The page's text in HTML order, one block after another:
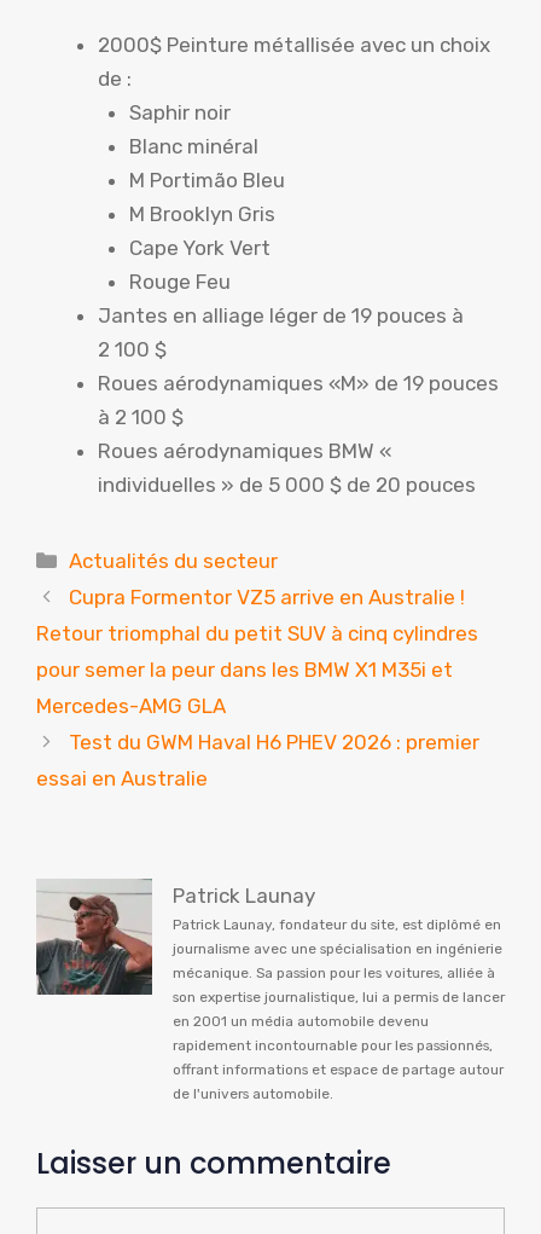
2000$ Peinture métallisée avec un choix
de :
Saphir noir
Blanc minéral
M Portimão Bleu
M Brooklyn Gris
Cape York Vert
Rouge Feu
Jantes en alliage léger de 19 pouces à
2 100 $
Roues aérodynamiques «M» de 19 pouces
à 2 100 $
Roues aérodynamiques BMW «
individuelles » de 5 000 $ de 20 pouces
Catégories
Actualités du secteur
Cupra Formentor VZ5 arrive en Australie !
Retour triomphal du petit SUV à cinq cylindres
pour semer la peur dans les BMW X1 M35i et
Mercedes-AMG GLA
Test du GWM Haval H6 PHEV 2026 : premier
essai en Australie
Patrick Launay
Patrick Launay, fondateur du site, est diplômé en
journalisme avec une spécialisation en ingénierie
mécanique. Sa passion pour les voitures, alliée à
son expertise journalistique, lui a permis de lancer
en 2001 un média automobile devenu
rapidement incontournable pour les passionnés,
offrant informations et espace de partage autour
de l'univers automobile.
Laisser un commentaire